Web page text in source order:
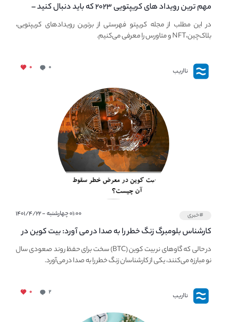
مهم ترین رویداد های کریپتویی ۲۰۲۳ که باید دنبال کنید –
معرفی بهترین رویداد های جهانی
در این مطلب از مجله کریپتو فهرستی از برترین رویدادهای کریپتویی،
بلاک‌چین،NFT و متاورس را معرفی می‌کنیم.
نااریب ۰ ۰
#خبری ۰۱:۰۰ چهارشنبه - ۱۴۰۱/۴/۲۲
کارشناس بلومبرگ زنگ خطر را به صدا در می آورد: بیت کوین در
معرض خطر سقوط بزرگ است - دلیل آن چیست؟در حالی که گاوهای نر بیت کوین (BTC) سخت برای حفظ روند صعودی سال
نو مبارزه می‌کنند، یکی از کارشناسان زنگ خطر را به صدا در می‌آورد.
نااریب ۲ ۰